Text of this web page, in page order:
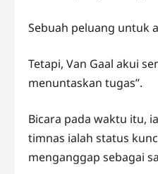
Sebuah peluang untuk
Tetapi, Van Gaal akui
menuntaskan tugas”.
Bicara pada waktu itu,
timnas ialah status
menganggap sebagai